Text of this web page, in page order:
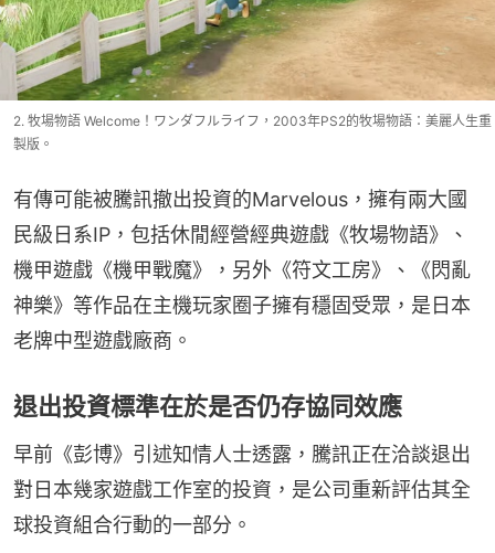
2. 牧場物語 Welcome！ワンダフルライフ，2003年PS2的牧場物語：美麗人生重
製版。
有傳可能被騰訊撤出投資的Marvelous，擁有兩大國
民級日系IP，包括休閒經營經典遊戲《牧場物語》、
機甲遊戲《機甲戰魔》，另外《符文工房》、《閃亂
神樂》等作品在主機玩家圈子擁有穩固受眾，是日本
老牌中型遊戲廠商。
退出投資標準在於是否仍存協同效應
早前《彭博》引述知情人士透露，騰訊正在洽談退出
對日本幾家遊戲工作室的投資，是公司重新評估其全
球投資組合行動的一部分。